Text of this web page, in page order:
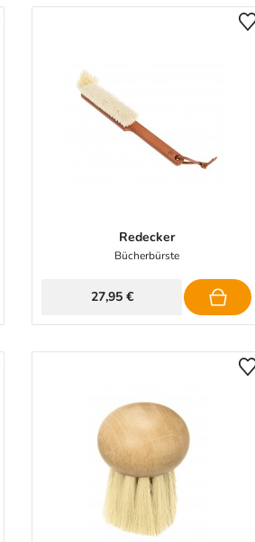
Redecker
Bücherbürste
27,95 €